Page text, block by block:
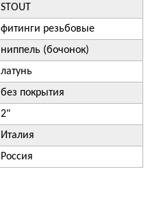
STOUT
фитинги резьбовые
ниппель (бочонок)
латунь
без покрытия
2"
Италия
Россия